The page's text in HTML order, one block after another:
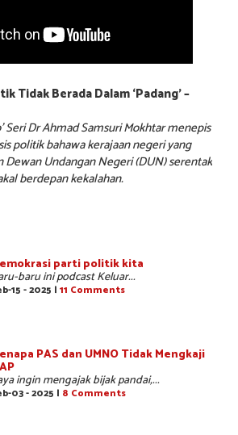
Tidak Berada Dalam ‘Padang’ –
Seri Dr Ahmad Samsuri Mokhtar menepis
politik bahawa kerajaan negeri yang
Undangan Negeri (DUN) serentak
berdepan kekalahan.
parti politik kita
baru ini podcast Keluar...
15 - 2025 | 11 Comments
PAS dan UMNO Tidak Mengkaji
ingin mengajak bijak pandai,...
03 - 2025 | 8 Comments